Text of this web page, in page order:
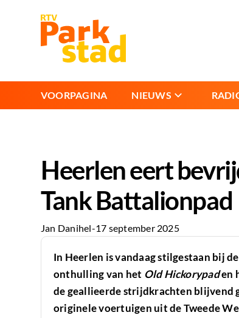
VOORPAGINA NIEUWS
Heerlen eert
Tank Battalionpad
Jan Danihel-17 september 2025
In Heerlen is vandaag stilgestaan bij
onthulling van het Old Hickorypaden
de geallieerde strijdkrachten blijvend
originele voertuigen uit de Tweede